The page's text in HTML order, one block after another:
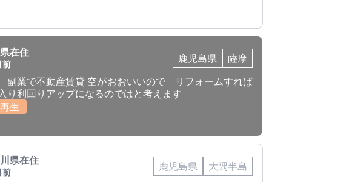
在住
前 鹿児島県
薩摩
業で不動産賃貸 空がおおいいので リフォームすれば
り利回りアップになるのではと考えます
再生
県在住
前 鹿児島県
大隅半島